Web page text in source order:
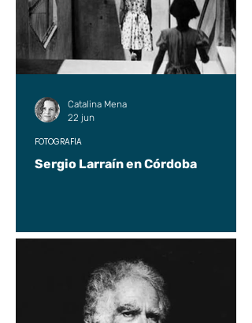
Sergio Larraín en Córdoba
FOTOGRAFÍA
Catalina Mena
22 jun